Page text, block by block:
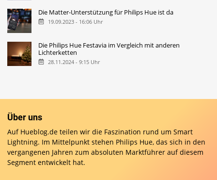
Die Matter-Unterstützung für Philips Hue ist da
19.09.2023 - 16:06 Uhr
Die Philips Hue Festavia im Vergleich mit anderen
Lichterketten
28.11.2024 - 9:15 Uhr
Über uns
Auf Hueblog.de teilen wir die Faszination rund um Smart
Lightning. Im Mittelpunkt stehen Philips Hue, das sich in den
vergangenen Jahren zum absoluten Marktführer auf diesem
Segment entwickelt hat.